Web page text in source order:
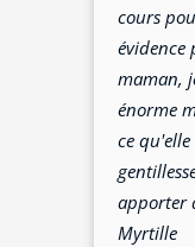
cours
évidence
maman,
énorme
ce
apporter
Myrtille